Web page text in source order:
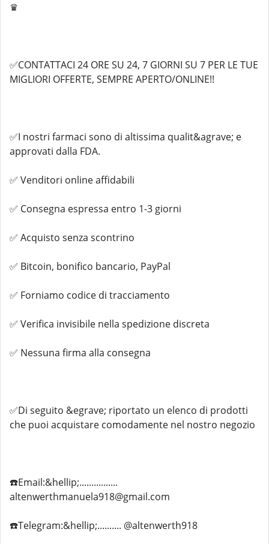
♛
✅CONTATTACI 24 ORE SU 24, 7 GIORNI SU 7 PER LE TUE
MIGLIORI OFFERTE, SEMPRE APERTO/ONLINE!!
✅I nostri farmaci sono di altissima qualit&agrave; e
approvati dalla FDA.
✅ Venditori online affidabili
✅ Consegna espressa entro 1-3 giorni
✅ Acquisto senza scontrino
✅ Bitcoin, bonifico bancario, PayPal
✅ Forniamo codice di tracciamento
✅ Verifica invisibile nella spedizione discreta
✅ Nessuna firma alla consegna
✅Di seguito &egrave; riportato un elenco di prodotti
che puoi acquistare comodamente nel nostro negozio
☎️Email:&hellip;................
altenwerthmanuela918@gmail.com
☎️Telegram:&hellip;.......... @altenwerth918